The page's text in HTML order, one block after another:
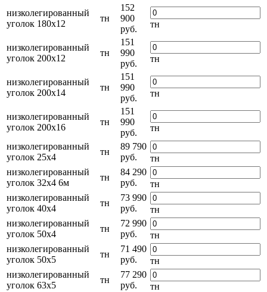
низколегированный
уголок 180х12
тн
152
900
руб.
тн
низколегированный
уголок 200х12
тн
151
990
руб.
тн
низколегированный
уголок 200х14
тн
151
990
руб.
тн
низколегированный
уголок 200х16
тн
151
990
руб.
тн
низколегированный
уголок 25х4
тн
89 790
руб.
тн
низколегированный
уголок 32х4 6м
тн
84 290
руб.
тн
низколегированный
уголок 40х4
тн
73 990
руб.
тн
низколегированный
уголок 50х4
тн
72 990
руб.
тн
низколегированный
уголок 50х5
тн
71 490
руб.
тн
низколегированный
уголок 63х5
тн
77 290
руб.
тн